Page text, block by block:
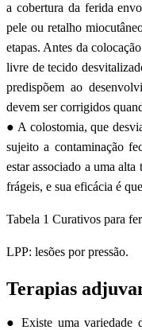
a cobertura da ferida
pele ou retalho
etapas. Antes da
livre de tecido
predispõem ao
devem ser corrigidos
● A colostomia, que
sujeito a contaminação
estar associado a uma
frágeis, e sua eficácia é
Tabela 1 Curativos para
LPP: lesões por pressão.
Terapias
● Existe uma variedade